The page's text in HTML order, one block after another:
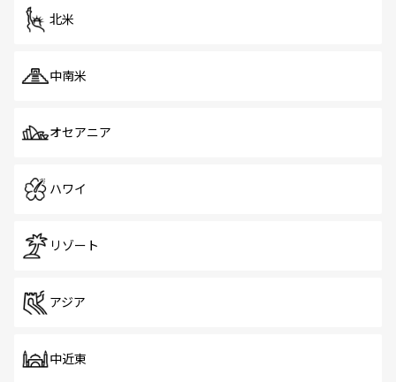
北米
中南米
オセアニア
ハワイ
リゾート
アジア
中近東